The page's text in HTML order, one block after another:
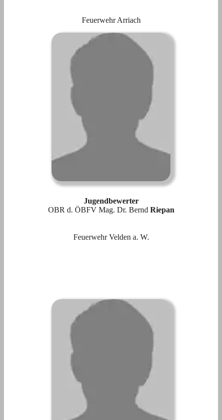
Feuerwehr Arriach
Jugendbewerter
OBR d. ÖBFV Mag. Dr. Bernd Riepan
Feuerwehr Velden a. W.